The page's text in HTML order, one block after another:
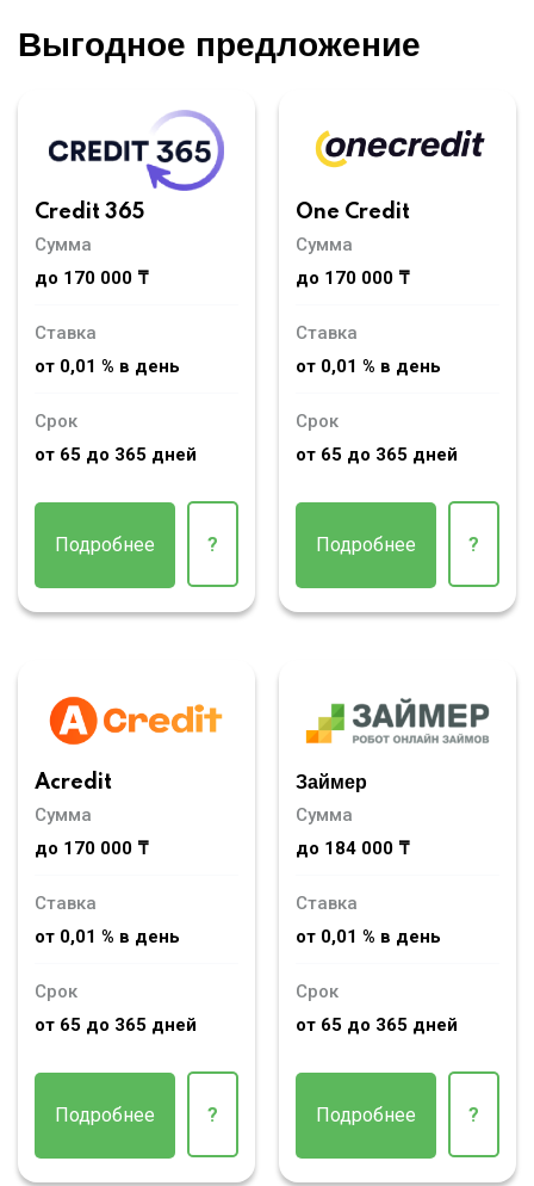
Выгодное предложение
Credit 365
Сумма
до 170 000 ₸
Ставка
от 0,01 % в день
Срок
от 65 до 365 дней
Подробнее ?
One Credit
Сумма
до 170 000 ₸
Ставка
от 0,01 % в день
Срок
от 65 до 365 дней
Подробнее ?
Acredit
Сумма
до 170 000 ₸
Ставка
от 0,01 % в день
Срок
от 65 до 365 дней
Подробнее ?
Займер
Сумма
до 184 000 ₸
Ставка
от 0,01 % в день
Срок
от 65 до 365 дней
Подробнее ?